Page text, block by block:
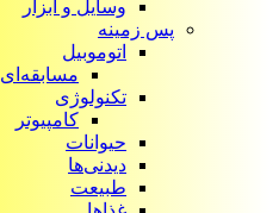
وسایل و ابزار
پس زمینه
اتوموبیل
مسابقه‌ای
تکنولوژی
کامپیوتر
حیوانات
دیدنی‌ها
طبیعت